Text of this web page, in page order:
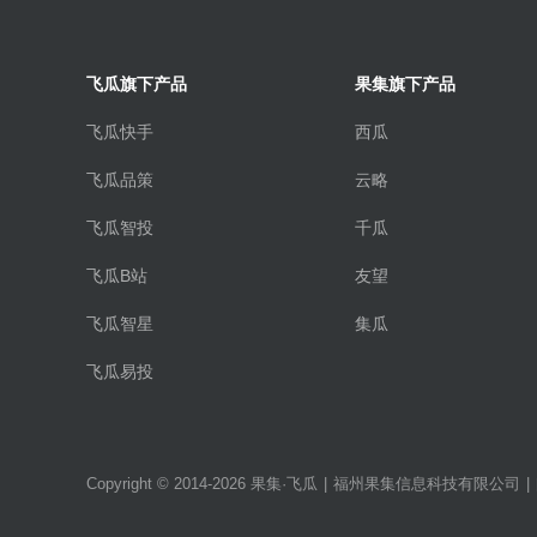
飞瓜旗下产品
飞瓜快手
飞瓜品策
飞瓜智投
飞瓜B站
飞瓜智星
飞瓜易投
果集旗下产品
西瓜
云略
千瓜
友望
集瓜
Copyright © 2014-2026 果集·飞瓜 福州果集信息科技有限公司